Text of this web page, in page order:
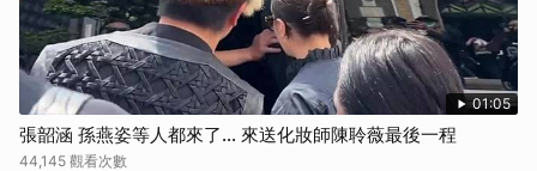
01:05
張韶涵 孫燕姿等人都來了... 來送化妝師陳聆薇最後一程
44,145 觀看次數